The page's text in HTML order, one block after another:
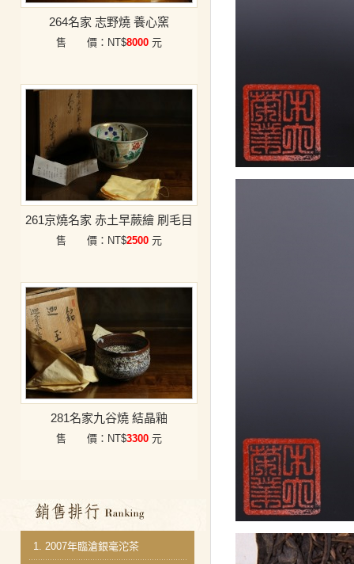
264名家 志野燒 養心窯
售 價：NT$8000 元
261京燒名家 赤土早蕨繪 刷毛目
售 價：NT$2500 元
281名家九谷燒 結晶釉
售 價：NT$3300 元
銷售排行
1. 2007年臨滄銀毫沱茶